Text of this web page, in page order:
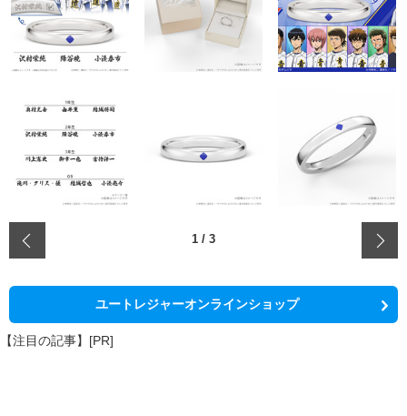
1 / 3
ユートレジャーオンラインショップ
【注目の記事】[PR]